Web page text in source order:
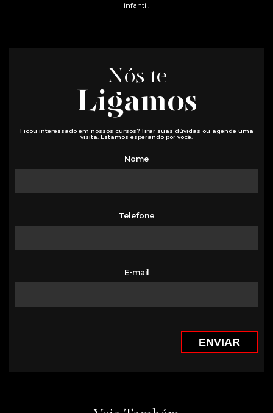
infantil.
Nós te
Ligamos
Ficou interessado em nossos cursos? Tirar suas dúvidas ou agende uma
visita. Estamos esperando por você.
Nome
Telefone
E-mail
ENVIAR